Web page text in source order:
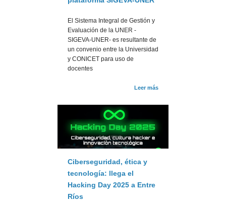
El Sistema Integral de Gestión y
Evaluación de la UNER -
SIGEVA-UNER- es resultante de
un convenio entre la Universidad
y CONICET para uso de
docentes
Leer más
Ciberseguridad, ética y
tecnología: llega el
Hacking Day 2025 a Entre
Ríos